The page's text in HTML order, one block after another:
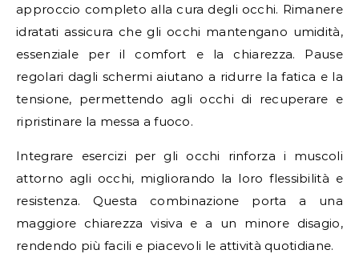
approccio completo alla cura degli occhi. Rimanere
idratati assicura che gli occhi mantengano umidità,
essenziale per il comfort e la chiarezza. Pause
regolari dagli schermi aiutano a ridurre la fatica e la
tensione, permettendo agli occhi di recuperare e
ripristinare la messa a fuoco.
Integrare esercizi per gli occhi rinforza i muscoli
attorno agli occhi, migliorando la loro flessibilità e
resistenza. Questa combinazione porta a una
maggiore chiarezza visiva e a un minore disagio,
rendendo più facili e piacevoli le attività quotidiane.